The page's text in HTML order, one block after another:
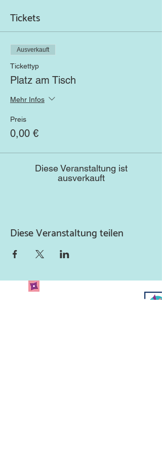
Tickets
Ausverkauft
Tickettyp
Platz am Tisch
Mehr Infos
Preis
0,00 €
Diese Veranstaltung ist
ausverkauft
Diese Veranstaltung teilen